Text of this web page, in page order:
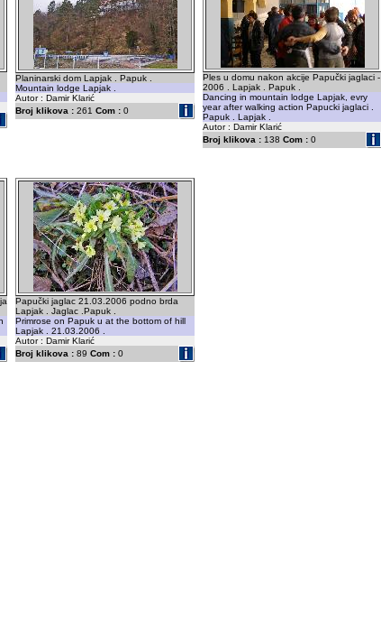
Planinarski dom Lapjak . Papuk .
Mountain lodge Lapjak .
Autor : Damir Klarić
Broj klikova : 261 Com : 0
Ples u domu nakon akcije Papučki jaglaci -
2006 . Lapjak . Papuk .
Dancing in mountain lodge Lapjak, evry
year after walking action Papucki jaglaci .
Papuk . Lapjak .
Autor : Damir Klarić
Broj klikova : 138 Com : 0
Papučki jaglac 21.03.2006 podno brda
Lapjak . Jaglac .Papuk .
Primrose on Papuk u at the bottom of hill
Lapjak . 21.03.2006 .
Autor : Damir Klarić
Broj klikova : 89 Com : 0